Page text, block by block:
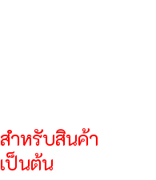
ำหรับสินค้า
ป็นต้น